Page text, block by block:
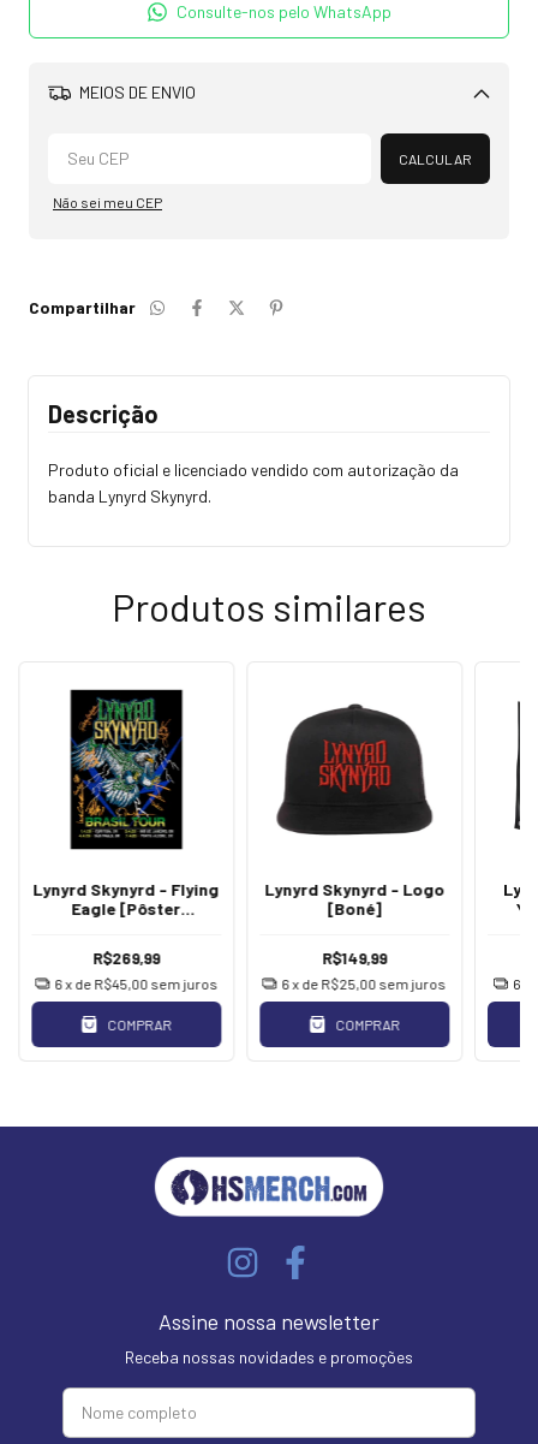
Consulte-nos pelo WhatsApp
MEIOS DE ENVIO
Alterar CEP
CALCULAR
Não sei meu CEP
Compartilhar
Descrição
Produto oficial e licenciado vendido com autorização da
banda Lynyrd Skynyrd.
Produtos similares
Lynyrd Skynyrd - Flying
Eagle [Pôster
R$269,99
6x de R$45,00 sem juros
COMPRAR
Lynyrd Skynyrd - Logo
[Boné]
R$149,99
6 x de R$25,00 sem juros
COMPRAR
6
Assine nossa newsletter
Receba nossas novidades e promoções